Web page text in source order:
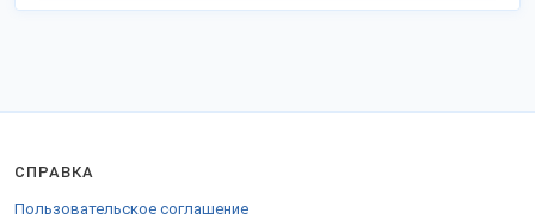
СПРАВКА
Пользовательское соглашение